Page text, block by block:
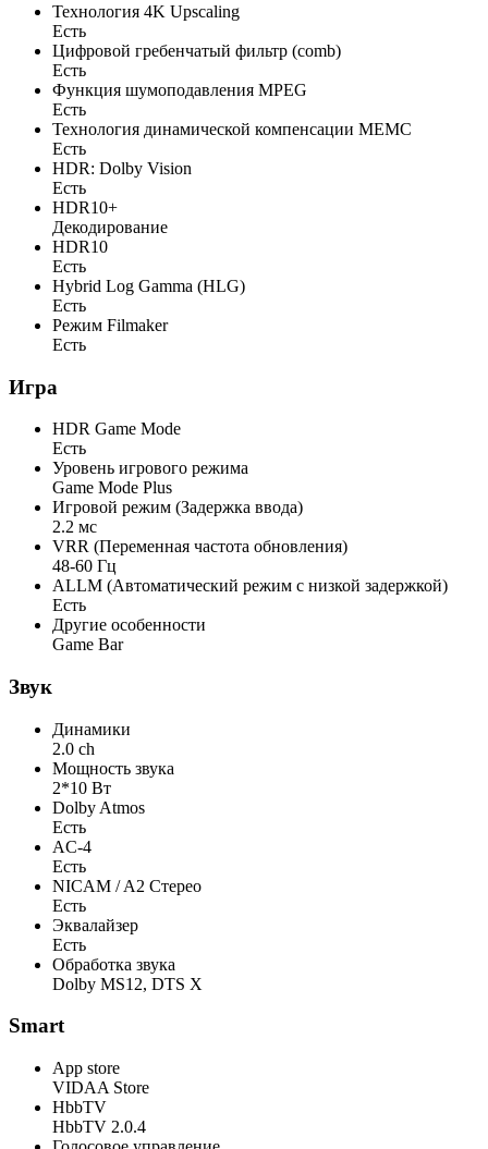
Технология 4K Upscaling
Есть
Цифровой гребенчатый фильтр (comb)
Есть
Функция шумоподавления MPEG
Есть
Технология динамической компенсации MEMC
Есть
HDR: Dolby Vision
Есть
HDR10+
Декодирование
HDR10
Есть
Hybrid Log Gamma (HLG)
Есть
Режим Filmaker
Есть
Игра
HDR Game Mode
Есть
Уровень игрового режима
Game Mode Plus
Игровой режим (Задержка ввода)
2.2 мс
VRR (Переменная частота обновления)
48-60 Гц
ALLM (Автоматический режим с низкой задержкой)
Есть
Другие особенности
Game Bar
Звук
Динамики
2.0 ch
Мощность звука
2*10 Вт
Dolby Atmos
Есть
AC-4
Есть
NICAM / A2 Стерео
Есть
Эквалайзер
Есть
Обработка звука
Dolby MS12, DTS X
Smart
App store
VIDAA Store
HbbTV
HbbTV 2.0.4